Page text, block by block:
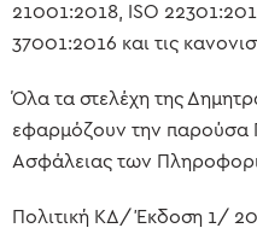
21001:2018, ISO
37001:2016 και τις
Όλα τα στελέχη της
εφαρμόζουν την παρούσα
Ασφάλειας των
Πολιτική ΚΔ/ Έκδοση 1/